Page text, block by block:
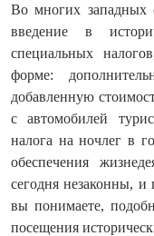
Во многих западных
введение в
специальных
форме:
добавленную
с автомобилей
налога на ночлег в
обеспечения
сегодня незаконны,
вы понимаете,
посещения